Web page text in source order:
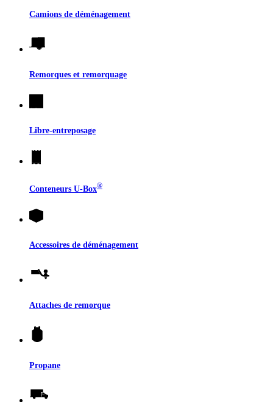
Camions de déménagement
Remorques et remorquage
Libre-entreposage
Conteneurs U-Box®
Accessoires de déménagement
Attaches de remorque
Propane